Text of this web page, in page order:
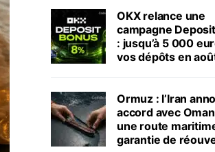
OKX relance une
campagne
: jusqu’à 5 000
vos dépôts en
Ormuz : l’Iran
accord avec
une route
garantie de